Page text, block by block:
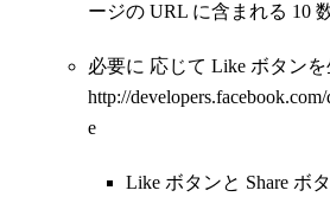
ージの URL に含まれる 10
必要に 応じて Like ボタン
http://
e
Like ボタンと Share ボ